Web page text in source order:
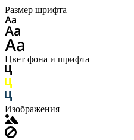
Размер шрифта
Цвет фона и шрифта
Изображения